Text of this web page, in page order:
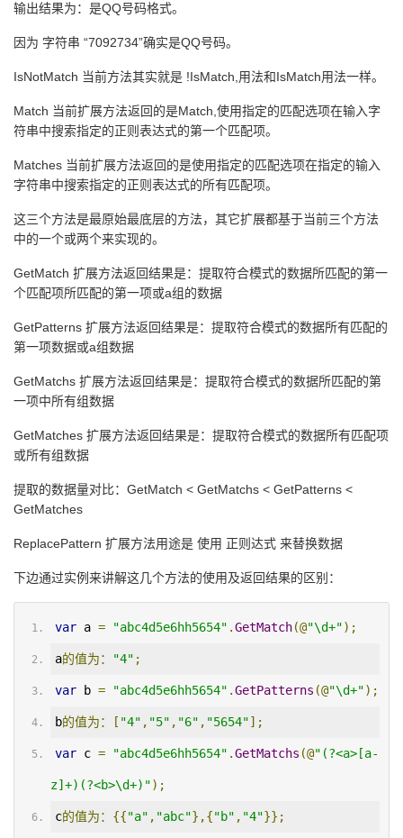
输出结果为：是QQ号码格式。
因为 字符串 “7092734”确实是QQ号码。
IsNotMatch 当前方法其实就是 !IsMatch,用法和IsMatch用法一样。
Match 当前扩展方法返回的是Match,使用指定的匹配选项在输入字
符串中搜索指定的正则表达式的第一个匹配项。
Matches 当前扩展方法返回的是使用指定的匹配选项在指定的输入
字符串中搜索指定的正则表达式的所有匹配项。
这三个方法是最原始最底层的方法，其它扩展都基于当前三个方法
中的一个或两个来实现的。
GetMatch 扩展方法返回结果是：提取符合模式的数据所匹配的第一
个匹配项所匹配的第一项或a组的数据
GetPatterns 扩展方法返回结果是：提取符合模式的数据所有匹配的
第一项数据或a组数据
GetMatchs 扩展方法返回结果是：提取符合模式的数据所匹配的第
一项中所有组数据
GetMatches 扩展方法返回结果是：提取符合模式的数据所有匹配项
或所有组数据
提取的数据量对比：GetMatch < GetMatchs < GetPatterns <
GetMatches
ReplacePattern 扩展方法用途是 使用 正则达式 来替换数据
下边通过实例来讲解这几个方法的使用及返回结果的区别：
var a = "abc4d5e6hh5654" .GetMatch(@"\d+");
a的值为： "4" ;
var b = "abc4d5e6hh5654" .GetPatterns (@"\d+");
b的值为：[ "4" , "5" , "6" , "5654"];
var c = "abc4d5e6hh5654" .GetMatchs (@"(?<a>[a-
z]+)(?<b>\d+)");
c的值为：{{"a" , "abc"},{"b" , "4"}};